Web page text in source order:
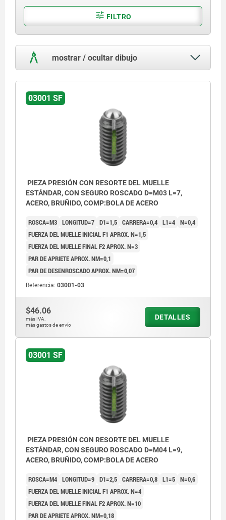
FILTRO
mostrar / ocultar dibujo
L2 = aprox. dos filetes
03001 SF
PIEZA PRESIÓN CON RESORTE DEL MUELLE
ESTÁNDAR, CON SEGURO ROSCADO D=M03 L=7,
ACERO, BRUÑIDO, COMP:BOLA DE ACERO
ROSCA=M3 LONGITUD=7 D1=1,5 CARRERA=0,4 L1=4 N=0,4
FUERZA DEL MUELLE INICIAL F1 APROX. N=1,5
FUERZA DEL MUELLE FINAL F2 APROX. N=3
PAR DE APRIETE APROX. NM=0,1
PAR DE DESENROSCADO APROX. NM=0,07
Referencia: 03001-03
$46.06
más IVA.
más gastos de envío
DETALLES
03001 SF
PIEZA PRESIÓN CON RESORTE DEL MUELLE
ESTÁNDAR, CON SEGURO ROSCADO D=M04 L=9,
ACERO, BRUÑIDO, COMP:BOLA DE ACERO
ROSCA=M4 LONGITUD=9 D1=2,5 CARRERA=0,8 L1=5 N=0,6
FUERZA DEL MUELLE INICIAL F1 APROX. N=4
FUERZA DEL MUELLE FINAL F2 APROX. N=10
PAR DE APRIETE APROX. NM=0,18